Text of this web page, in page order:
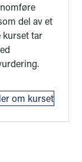
del av et
kurset tar
om kurset
: Kurs i NS